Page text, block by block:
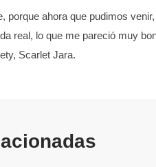
porque ahora que pudimos
real, lo que me pareció muy
Scarlet Jara.